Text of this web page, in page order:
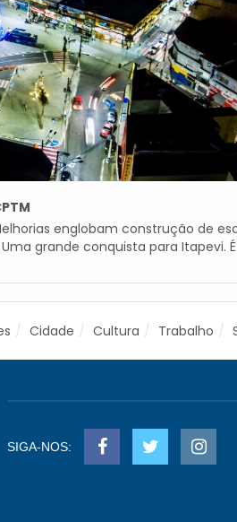
englobam construção de
grande conquista para Itapevi. É
Cidade Cultura Trabalho
SIGA-NOS: